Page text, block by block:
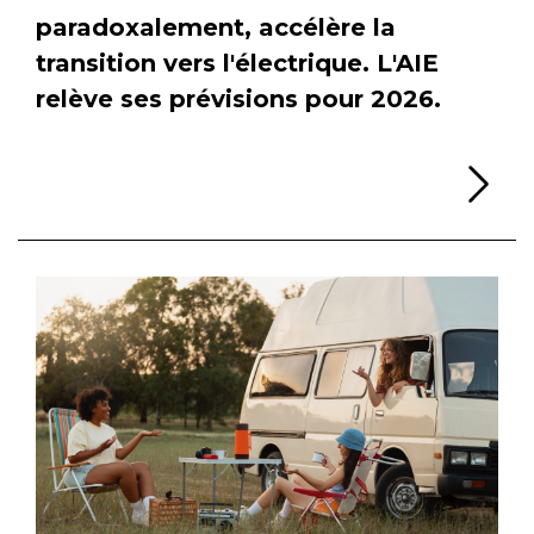
paradoxalement, accélère la
transition vers l'électrique. L'AIE
relève ses prévisions pour 2026.